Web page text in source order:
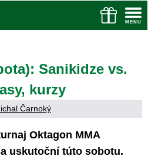
Sanikidze vs.
kurzy
Čarnoký
Oktagon MMA
uskutoční túto sobotu.